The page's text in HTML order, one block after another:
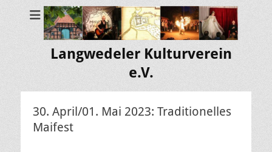
Langwedeler Kulturverein
e.V.
30. April/01. Mai 2023: Traditionelles
Maifest